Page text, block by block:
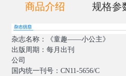
商品介绍 规格参
杂志名称：《童趣——小公
出版周期：每月出刊
公司
国内统一刊号：CN11-